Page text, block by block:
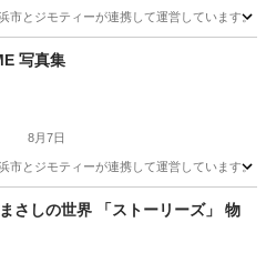
市とジモティーが連携して運営していま
ユース写真集
8月7日
市とジモティーが連携して運営していま
ース
さしの世界 「ストーリーズ」 物